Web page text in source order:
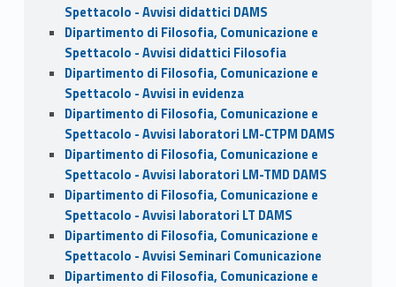
Spettacolo - Avvisi didattici DAMS
Dipartimento di Filosofia, Comunicazione e
Spettacolo - Avvisi didattici Filosofia
Dipartimento di Filosofia, Comunicazione e
Spettacolo - Avvisi in evidenza
Dipartimento di Filosofia, Comunicazione e
Spettacolo - Avvisi laboratori LM-CTPM DAMS
Dipartimento di Filosofia, Comunicazione e
Spettacolo - Avvisi laboratori LM-TMD DAMS
Dipartimento di Filosofia, Comunicazione e
Spettacolo - Avvisi laboratori LT DAMS
Dipartimento di Filosofia, Comunicazione e
Spettacolo - Avvisi Seminari Comunicazione
Dipartimento di Filosofia, Comunicazione e